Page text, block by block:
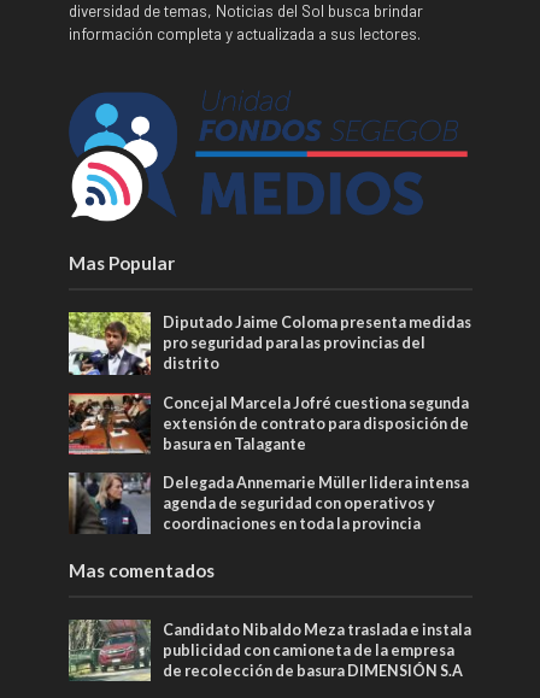
diversidad de temas, Noticias del Sol busca brindar
información completa y actualizada a sus lectores.
Mas Popular
Diputado Jaime Coloma presenta medidas
pro seguridad para las provincias del
distrito
Concejal Marcela Jofré cuestiona segunda
extensión de contrato para disposición de
basura en Talagante
Delegada Annemarie Müller lidera intensa
agenda de seguridad con operativos y
coordinaciones en toda la provincia
Mas comentados
Candidato Nibaldo Meza traslada e instala
publicidad con camioneta de la empresa
de recolección de basura DIMENSIÓN S.A